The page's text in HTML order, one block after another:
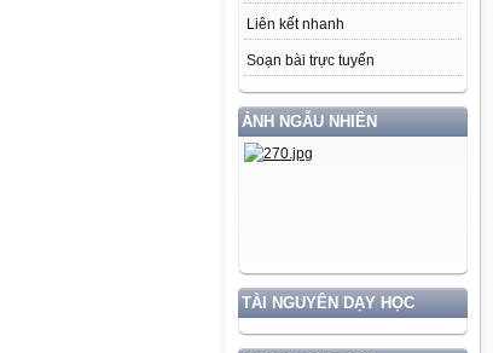
Liên kết nhanh
Soạn bài trực tuyến
ẢNH NGẪU NHIÊN
TÀI NGUYÊN DẠY HỌC